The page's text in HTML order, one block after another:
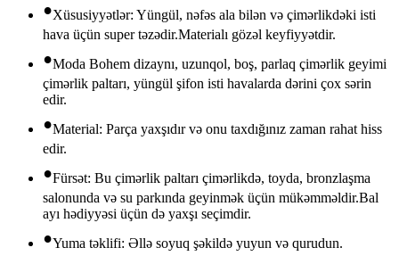
•Xüsusiyyətlər: Yüngül, nəfəs ala bilən və çimərlikdəki isti
hava üçün super təzədir.Materialı gözəl keyfiyyətdir.
•Moda Bohem dizaynı, uzunqol, boş, parlaq çimərlik geyimi
çimərlik paltarı, yüngül şifon isti havalarda dərini çox sərin
edir.
•Material: Parça yaxşıdır və onu taxdığınız zaman rahat hiss
edir.
•Fürsət: Bu çimərlik paltarı çimərlikdə, toyda, bronzlaşma
salonunda və su parkında geyinmək üçün mükəmməldir.Bal
ayı hədiyyəsi üçün də yaxşı seçimdir.
•Yuma təklifi: Əllə soyuq şəkildə yuyun və qurudun.